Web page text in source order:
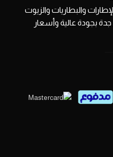
والبطاريات والزيوت
جدة بجودة عالية وأسعار